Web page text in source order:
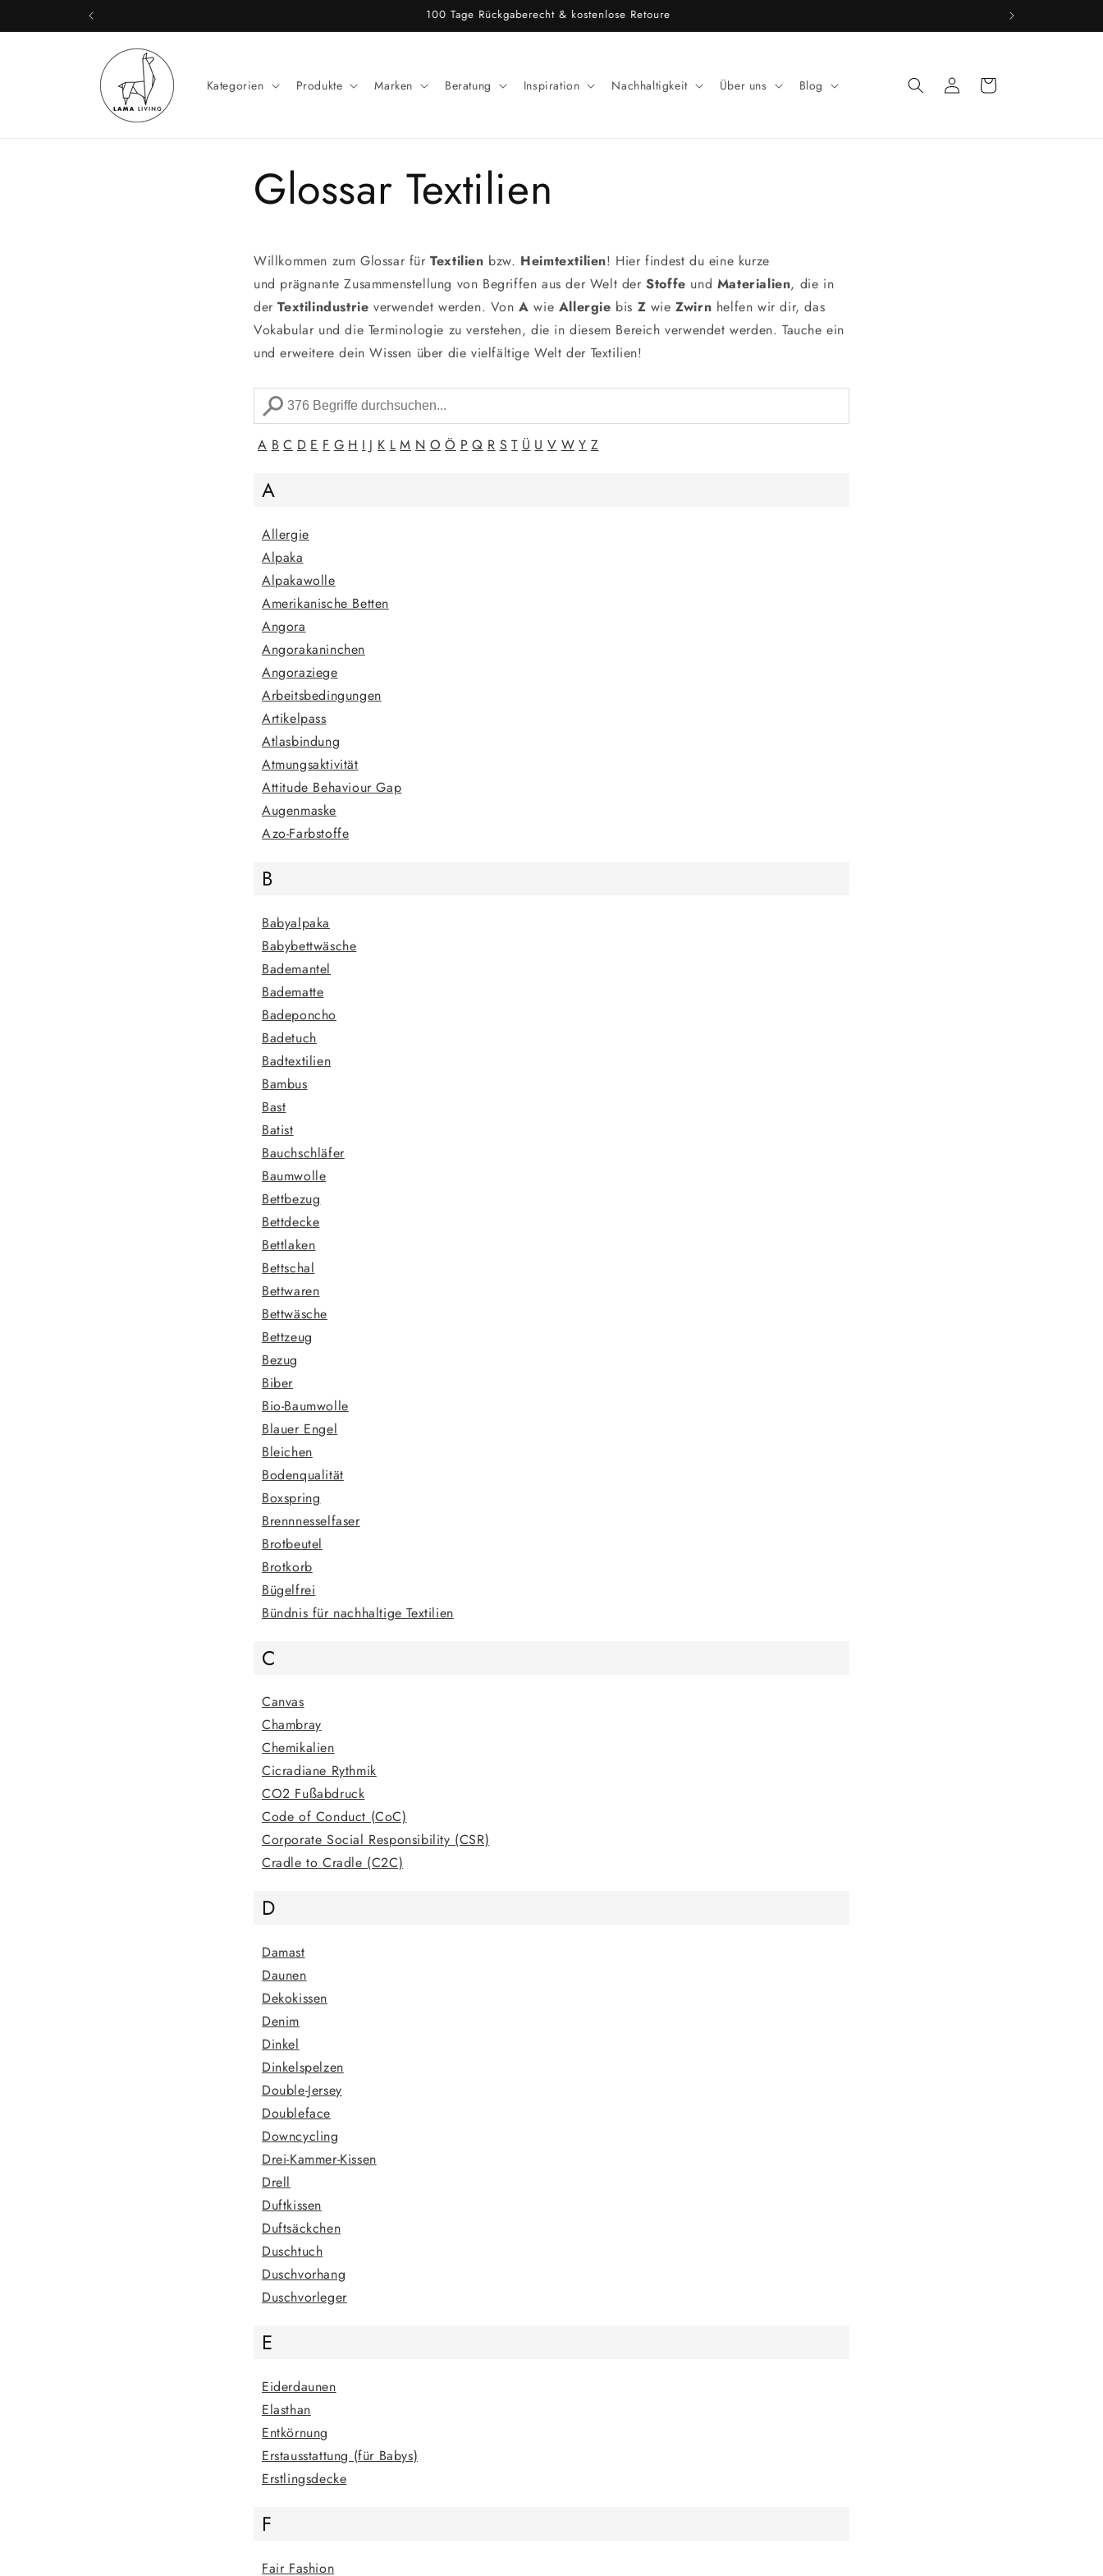
Inhalt
Schneller, zuverlässiger & persönlicher Service. Du hast eine Frage oder ein Anliegen? Melde dich gern bei uns.
Kategorien Produkte Marken Beratung Inspiration Nachhaltigkeit Über uns Blog EinloggenWarenkorb
Glossar Textilien
Willkommen zum Glossar fürTextilien bzw. Heimtextilien! Hier findest du eine kurze
und prägnante Zusammenstellung von Begriffen aus der Welt derStoffe und Materialien, die in
derTextilindustrie verwendet werden. VonA wie Allergie bis Z wieZwirn helfen wir dir, das
Vokabular und die Terminologie zu verstehen, die in diesem Bereich verwendet werden. Tauche ein
und erweitere dein Wissen über die vielfältige Welt der Textilien!
A B C D E F G H I J K L M N O Ö P Q R S T Ü U V W Y Z
A
Allergie
Alpaka
Alpakawolle
Amerikanische Betten
Angora
Angorakaninchen
Angoraziege
Arbeitsbedingungen
Artikelpass
Atlasbindung
Atmungsaktivität
Attitude Behaviour Gap
Augenmaske
Azo-Farbstoffe
B
Babyalpaka
Babybettwäsche
Bademantel
Badematte
Badeponcho
Badetuch
Badtextilien
Bambus
Bast
Batist
Bauchschläfer
Baumwolle
Bettbezug
Bettdecke
Bettlaken
Bettschal
Bettwaren
Bettwäsche
Bettzeug
Bezug
Biber
Bio-Baumwolle
Blauer Engel
Bleichen
Bodenqualität
Boxspring
Brennnesselfaser
Brotbeutel
Brotkorb
Bügelfrei
Bündnis für nachhaltige Textilien
C
Canvas
Chambray
Chemikalien
Cicradiane Rythmik
CO2 Fußabdruck
Code of Conduct (CoC)
Corporate Social Responsibility (CSR)
Cradle to Cradle (C2C)
D
Damast
Daunen
Dekokissen
Denim
Dinkel
Dinkelspelzen
Double-Jersey
Doubleface
Downcycling
Drei-Kammer-Kissen
Drell
Duftkissen
Duftsäckchen
Duschtuch
Duschvorhang
Duschvorleger
E
Eiderdaunen
Elasthan
Entkörnung
Erstausstattung (für Babys)
Erstlingsdecke
F
Fair Fashion